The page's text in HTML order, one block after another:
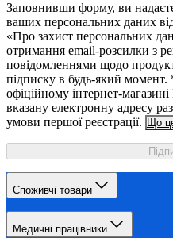
Заповнивши форму, ви
ваших персональних даних
«Про захист персональних
отримання email-розсилки з
повідомленнями щодо
підписку в будь-який
офіційному інтернет-
вказану електронну адресу
умови першої реєстрації. Що
Споживчі товари
Медичні працівники